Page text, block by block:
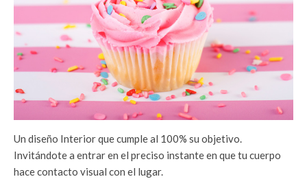
Un diseño Interior que cumple al 100% su objetivo.
Invitándote a entrar en el preciso instante en que tu cuerpo
hace contacto visual con el lugar.